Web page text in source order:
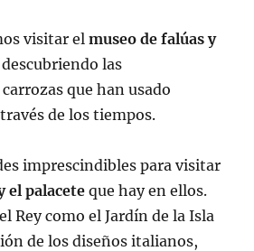
visitar elmuseo de falúas y
descubriendo las
que han usado
de los tiempos.
imprescindibles para visitar
el palaceteque hay en ellos.
Rey como el Jardín de la Isla
de los diseños italianos,